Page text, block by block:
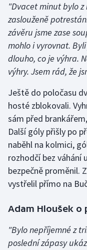
Motorsport
Olympijské hry
Parasport
Plavání
Plážový volejbal
Ragby
Rychlobruslení
Rychlostní
Short track
Sportovní střelba
"Dvacet minut bylo
zaslouženě
závěru jsme zase
mohlo i vyrovnat.
dlouho, co je výhra.
výhry. Jsem rád, že
Ještě do poločasu
hosté zblokovali.
sám před
Další góly přišly po
naběhl na kolmici,
rozhodčí bez váhání
bezpečně proměnil.
vystřelil přímo na
Adam Hloušek o
"Bylo nepříjemné z
poslední zápasy